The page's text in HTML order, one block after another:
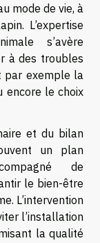
mode de vie, à
L’expertise
s’avère
à des troubles
par exemple la
encore le choix
et du bilan
un plan
de
le bien-être
L’intervention
l’installation
la qualité